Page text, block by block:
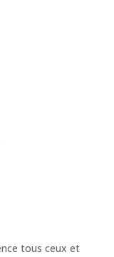
tous ceux et